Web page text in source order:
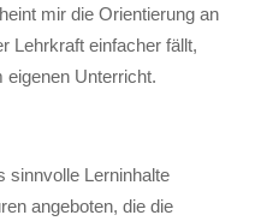
mir die Orientierung an
Lehrkraft einfacher fällt,
eigenen Unterricht.
sinnvolle Lerninhalte
angeboten, die die